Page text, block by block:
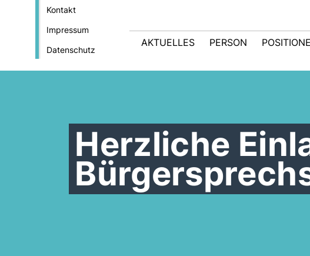
Kontakt
Impressum
Datenschutz
AKTUELLES PERSON
Herzliche